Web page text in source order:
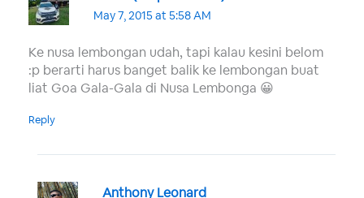
May 7, 2015 at 5:58 AM
Ke nusa lembongan udah, tapi kalau kesini belom
:p berarti harus banget balik ke lembongan buat
liat Goa Gala-Gala di Nusa Lembonga 😀
Reply
Anthony Leonard